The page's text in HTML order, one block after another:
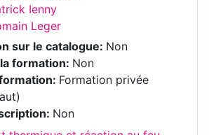
Ienny
Leger
sur le catalogue: Non
formation: Non
: Formation privée
: Non